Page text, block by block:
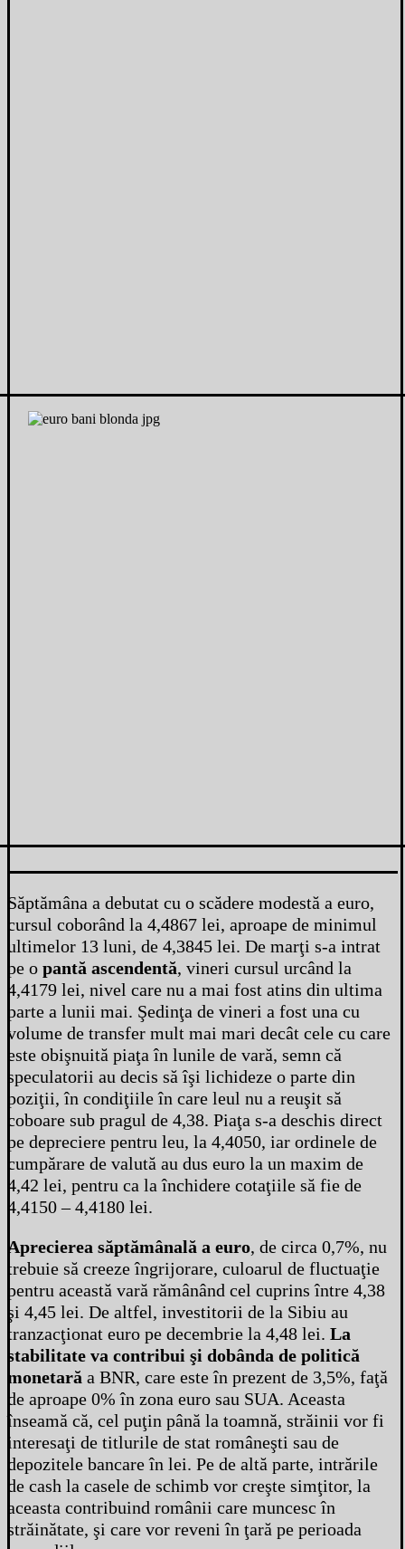
Săptămâna a debutat cu o scădere modestă a euro,
cursul coborând la 4,4867 lei, aproape de minimul
ultimelor 13 luni, de 4,3845 lei. De marţi s-a intrat
pe o pantă ascendentă, vineri cursul urcând la
4,4179 lei, nivel care nu a mai fost atins din ultima
parte a lunii mai. Şedinţa de vineri a fost una cu
volume de transfer mult mai mari decât cele cu care
este obişnuită piaţa în lunile de vară, semn că
speculatorii au decis să îşi lichideze o parte din
poziţii, în condiţiile în care leul nu a reuşit să
coboare sub pragul de 4,38. Piaţa s-a deschis direct
pe depreciere pentru leu, la 4,4050, iar ordinele de
cumpărare de valută au dus euro la un maxim de
4,42 lei, pentru ca la închidere cotaţiile să fie de
4,4150 – 4,4180 lei.
Aprecierea săptămânală a euro, de circa 0,7%, nu
trebuie să creeze îngrijorare, culoarul de fluctuaţie
pentru această vară rămânând cel cuprins între 4,38
şi 4,45 lei. De altfel, investitorii de la Sibiu au
tranzacţionat euro pe decembrie la 4,48 lei. La
stabilitate va contribui şi dobânda de politică
monetară a BNR, care este în prezent de 3,5%, faţă
de aproape 0% în zona euro sau SUA. Aceasta
înseamă că, cel puţin până la toamnă, străinii vor fi
interesaţi de titlurile de stat româneşti sau de
depozitele bancare în lei. Pe de altă parte, intrările
de cash la casele de schimb vor creşte simţitor, la
aceasta contribuind românii care muncesc în
străinătate, şi care vor reveni în ţară pe perioada